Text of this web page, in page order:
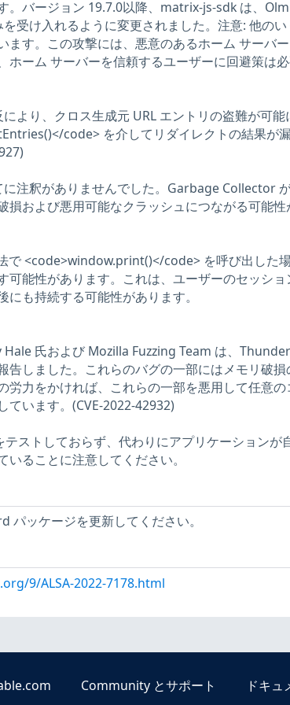
。バージョン 19.7.0以降、matrix-js-sdk は、
受け入れるように変更されました。注意: 他のい
ます。この攻撃には、悪意のあるホーム サーバ
ホーム サーバーを信頼するユーザーに回避策は必
より、クロス生成元 URL エントリの盗難が可能
code> を介してリダイレクトの結果が
注釈がありませんでした。Garbage Collector
損および悪用可能なクラッシュにつながる可能性
で <code>window.print()</code> を呼び出した
可能性があります。これは、ユーザーのセッショ
も持続する可能性があります。
氏および Mozilla Fuzzing Team は、
告しました。これらのバグの一部にはメモリ破損
労力をかければ、これらの一部を悪用して任意の
ています。(CVE-2022-42932)
ストしておらず、代わりにアプリケーションが
ることに注意してください。
ッケージを更新してください。
9/ALSA-2022-7178.html
Community とサポート ドキュ